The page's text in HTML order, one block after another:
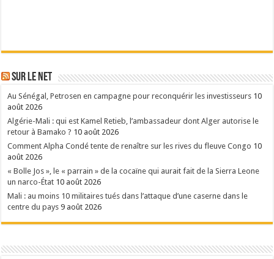
Sur le Net
Au Sénégal, Petrosen en campagne pour reconquérir les investisseurs 10
août 2026
Algérie-Mali : qui est Kamel Retieb, l’ambassadeur dont Alger autorise le
retour à Bamako ? 10 août 2026
Comment Alpha Condé tente de renaître sur les rives du fleuve Congo 10
août 2026
« Bolle Jos », le « parrain » de la cocaïne qui aurait fait de la Sierra Leone
un narco-État 10 août 2026
Mali : au moins 10 militaires tués dans l’attaque d’une caserne dans le
centre du pays 9 août 2026